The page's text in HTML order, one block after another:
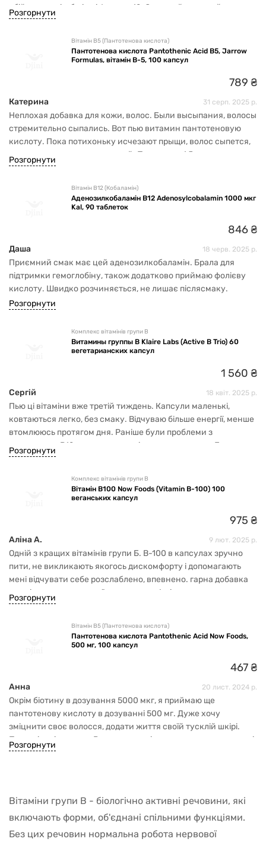
обійшлося, ніж би інші форми в12. Смак нейтральний.
Розгорнути
Вітамін В5 (Пантотенова кислота)
Пантотенова кислота Pantothenic Acid B5, Jarrow
Formulas, вітамін В-5, 100 капсул
789 ₴
Катерина 31 серп. 2025 р.
Неплохая добавка для кожи, волос. Были высыпания, волосы
стремительно сыпались. Вот пью витамин пантотеновую
кислоту. Пока потихоньку исчезают прыщи, волос сыпется,
но и видимо, что растет новый. Принимаю 1,5 месяца.
Розгорнути
Вітамін В12 (Кобаламін)
Аденозилкобаламін B12 Adenosylcobalamin 1000 мкг
Kal, 90 таблеток
846₴
Даша 18 черв. 2025 р.
Приємний смак має цей аденозилкобаламін. Брала для
підтримки гемоглобіну, також додатково приймаю фолієву
кислоту. Швидко розчиняється, не лишає післясмаку.
Розгорнути
Комплекс вітамінів групи В
Витамины группы В Klaire Labs (Active B Trio) 60
вегетарианских капсул
1 560 ₴
Сергій 18 квіт. 2025 р.
Пью ці вітаміни вже третій тиждень. Капсули маленькі,
ковтаються легко, без смаку. Відчуваю більше енергії, менше
втомлююсь протягом дня. Раніше були проблеми з
засвоєнням B12, але здається, ці працюють краще. Буду
продовжувати прийом
Розгорнути
Комплекс вітамінів групи В
Вітамін B100 Now Foods (Vitamin B-100) 100
веганських капсул
975 ₴
Аліна А. 9 лют. 2025 р.
Одній з кращих вітамінів групи Б. В-100 в капсулах зручно
пити, не викликають якогось дискомфорту і допомагають
мені відчувати себе розслаблено, впевнено. гарна добавка
для підтримки нервової системи та м’язів.
Розгорнути
Вітамін В5 (Пантотенова кислота)
Пантотенова кислота Pantothenic Acid Now Foods,
500 мг, 100 капсул
467₴
Анна 20 лист. 2024 р.
Окрім біотину в дозування 5000 мкг, я приймаю ще
пантотенову кислоту в дозуванні 500 мг. Дуже хочу
зміцнити своє волосся, додати життя своїй тусклій шкірі.
Плюс вітаміни групи В позитивно діють на нервову систему і
м’язи. Шкоди від прийому не помітила. Приймаю 2,5 місяці.
Розгорнути
Вітаміни групи В - біологічно активні речовини, які
включають форми, об'єднані спільними функціями.
Без цих речовин нормальна робота нервової